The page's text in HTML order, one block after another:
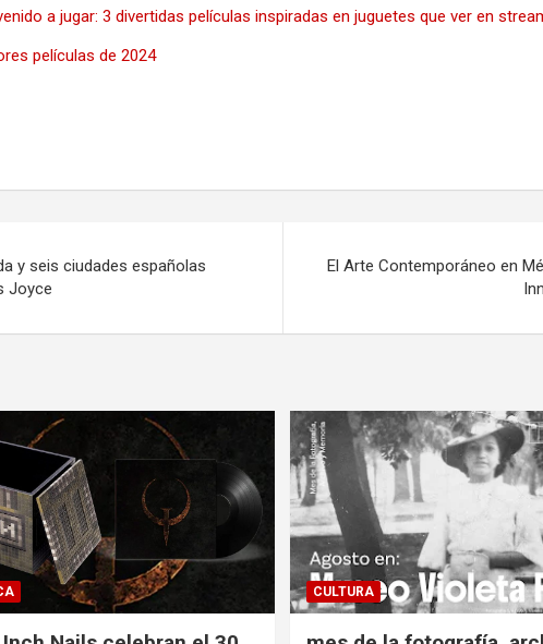
a jugar: 3 divertidas películas inspiradas en juguetes que ver en
películas de 2024
y seis ciudades españolas
Joyce
El Arte Contemporáneo en
CULTURA